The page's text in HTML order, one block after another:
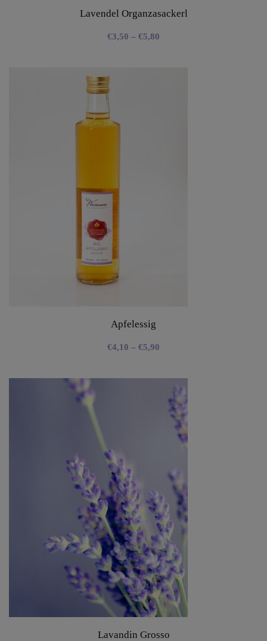
Lavendel Organzasackerl
€3,50 – €5,80
Apfelessig
€4,10 – €5,90
Lavandin Grosso